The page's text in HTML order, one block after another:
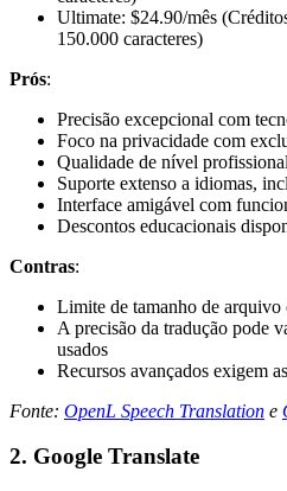
Ultimate: $24.90/mês
150.000 caracteres)
Prós:
Precisão excepcional com
Foco na privacidade com
Qualidade de nível
Suporte extenso a idiomas,
Interface amigável com
Descontos educacionais
Contras:
Limite de tamanho de
A precisão da tradução pode
usados
Recursos avançados exigem
Fonte: OpenL Speech Translation e
2. Google Translate